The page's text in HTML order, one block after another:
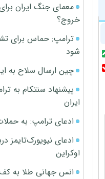
معمای جنگ ایران
خروج؟
ترامپ: حماس برای
شود
چین ارسال سلاح به
پیشنهاد سنتکام به
ایران
ادعای ترامپ: به
ادعای نیویورک‌تایمز
اوکراین
انس جهانی طلا به